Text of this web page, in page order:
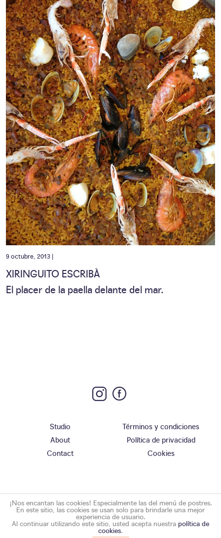
9 octubre, 2013 |
XIRINGUITO ESCRIBÀ
El placer de la paella delante del mar.
Studio
About
Contact
Términos y condiciones
Política de privacidad
Cookies
¡Nos encantan las cookies! Especialmente las del menú de postres.
En este sitio, las cookies se usan solo para brindarle una mejor
experiencia de usuario.
Al continuar utilizando este sitio, usted acepta nuestra política de
cookies.